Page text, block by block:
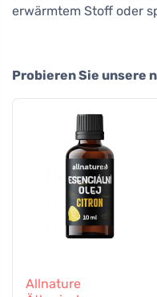
erwärmtem Stoff oder
Probieren Sie unsere
Allnature